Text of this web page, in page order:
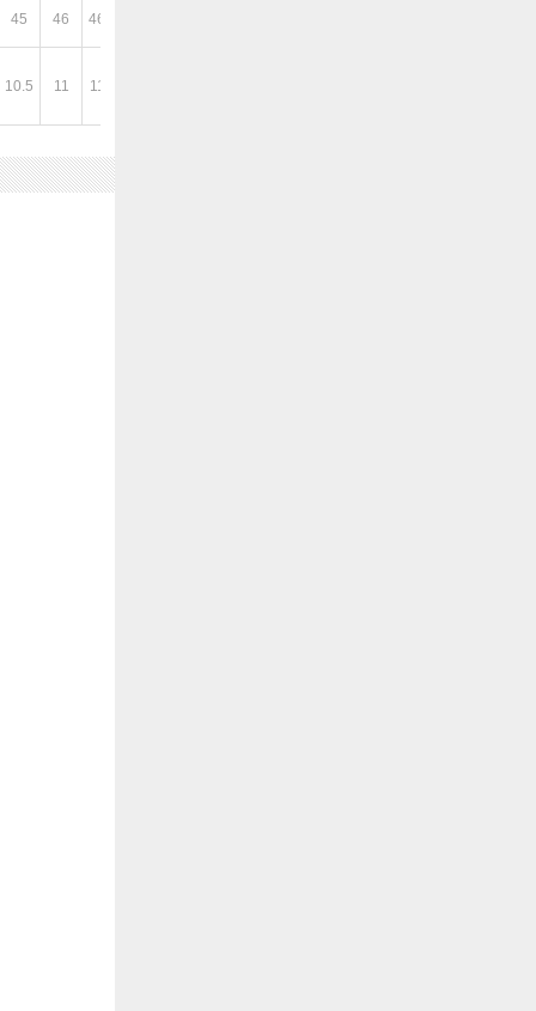
45 46 46.5
10.5 11 11.5